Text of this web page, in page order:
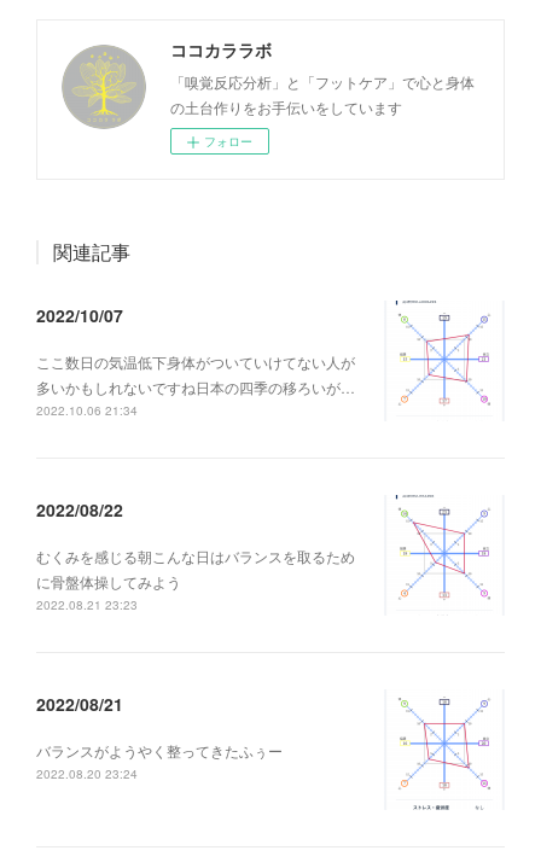
ココカララボ
「嗅覚反応分析」と「フットケア」で心と身体
の土台作りをお手伝いをしています
フォロー
関連記事
2022/10/07
ここ数日の気温低下身体がついていけてない人が
多いかもしれないですね日本の四季の移ろいが…
2022.10.06 21:34
2022/08/22
むくみを感じる朝こんな日はバランスを取るため
に骨盤体操してみよう
2022.08.21 23:23
2022/08/21
バランスがようやく整ってきたふぅー
2022.08.20 23:24